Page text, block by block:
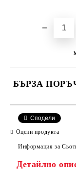
БЪРЗА
Съгласен съм
Сподели
Оцени продукта
Информация за
Детайлно